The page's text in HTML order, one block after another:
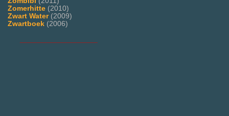
Zomerhitte (2010)
Zwart Water(2009)
Zwartboek (2006)